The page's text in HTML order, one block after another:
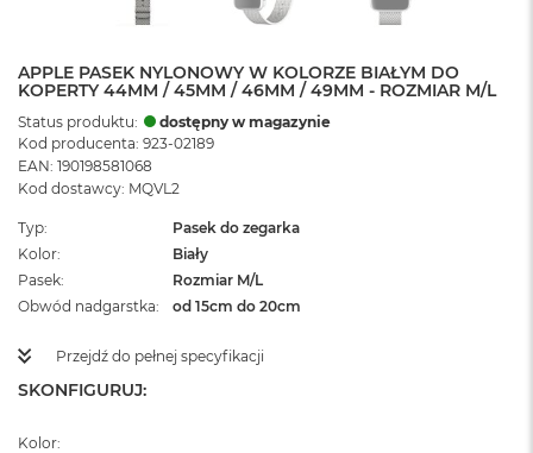
APPLE PASEK NYLONOWY W KOLORZE BIAŁYM DO
KOPERTY 44MM / 45MM / 46MM / 49MM - ROZMIAR M/L
Status produktu:
dostępny w magazynie
Kod producenta: 923-02189
EAN: 190198581068
Kod dostawcy: MQVL2
Typ
Pasek do zegarka
Kolor
Biały
Pasek
Rozmiar M/L
Obwód nadgarstka
od 15cm do 20cm
Przejdź do pełnej specyfikacji
SKONFIGURUJ:
Kolor: